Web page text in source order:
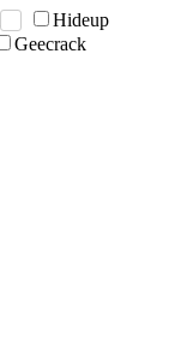
Hideup
Geecrack